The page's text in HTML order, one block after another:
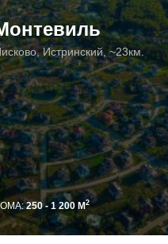
Истринский, ~23км.
250 - 1 200 М 2